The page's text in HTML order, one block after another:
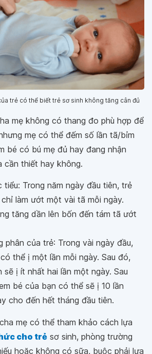
trẻ có thể biết trẻ sơ sinh không tăng cân đủ
mẹ không có thang đo phù hợp để
mẹ có thể đếm số lần tã/bỉm
bé có bú mẹ đủ hay đang nhận
cần thiết hay không.
Trong năm ngày đầu tiên, trẻ
làm ướt một vài tã mỗi ngày.
tăng dần lên bốn đến tám tã ướt
phân của trẻ: Trong vài ngày đầu,
thể ị một lần mỗi ngày. Sau đó,
sẽ ị ít nhất hai lần một ngày. Sau
bé của bạn có thể sẽ ị 10 lần
cho đến hết tháng đầu tiên.
mẹ có thể tham khảo cách lựa
cho trẻ sơ sinh, phòng trường
hoặc không có sữa, buộc phải lựa